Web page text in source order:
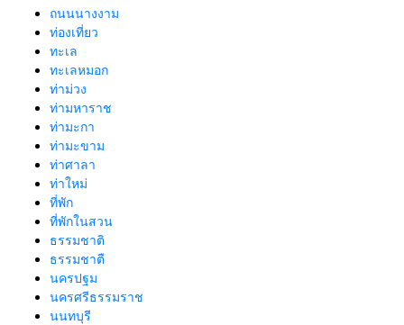
ถนนนางงาม
ท่องเที่ยว
ทะเล
ทะเลหมอก
ท่าม่วง
ท่ามหาราช
ท่ามะกา
ท่ามะขาม
ท่าศาลา
ท่าใหม่
ที่พัก
ที่พักในสวน
ธรรมชาติ
ธรรมชาตื
นครปฐม
นครศรีธรรมราช
นนทบุรี